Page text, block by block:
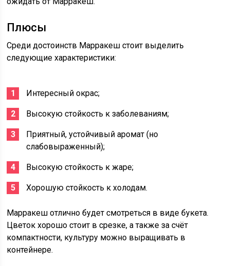
Плюсы
Среди достоинств Марракеш стоит выделить
следующие характеристики:
Интересный окрас;
Высокую стойкость к заболеваниям;
Приятный, устойчивый аромат (но
слабовыраженный);
Высокую стойкость к жаре;
Хорошую стойкость к холодам.
Марракеш отлично будет смотреться в виде букета.
Цветок хорошо стоит в срезке, а также за счёт
компактности, культуру можно выращивать в
контейнере.